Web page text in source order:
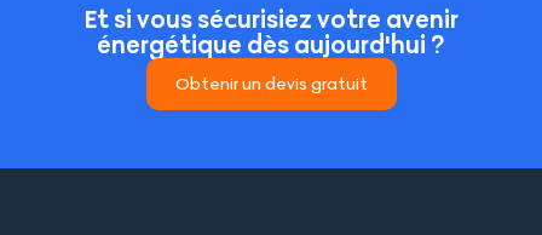
Et si vous sécurisiez votre avenir
énergétique dès aujourd'hui ?
Obtenir un devis gratuit